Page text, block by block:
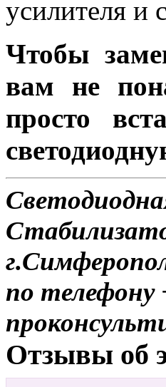
усилителя и
Чтобы
вам не
просто
по
Отзывы об